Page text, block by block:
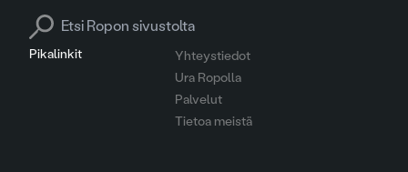
Pikalinkit
Yhteystiedot
Ura Ropolla
Palvelut
Tietoa meistä
Search for: